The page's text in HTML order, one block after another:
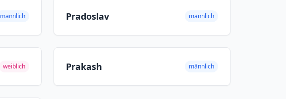
männlich Pradoslav männlich
weiblich Prakash männlich